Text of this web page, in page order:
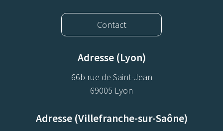
Contact
Adresse (Lyon)
66b rue de Saint-Jean
69005 Lyon
Adresse (Villefranche-sur-Saône)